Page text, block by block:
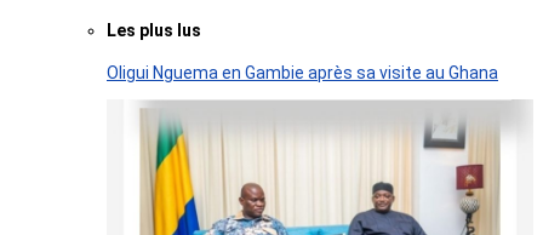
Les plus lus
Oligui Nguema en Gambie après sa visite au Ghana